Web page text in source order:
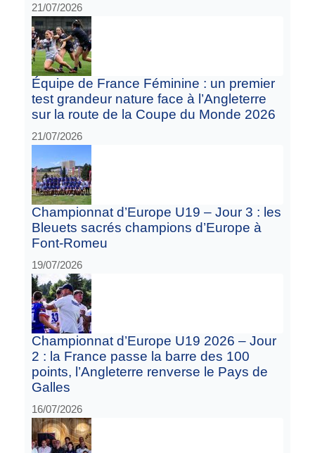
21/07/2026
Équipe de France Féminine : un premier
test grandeur nature face à l’Angleterre
sur la route de la Coupe du Monde 2026
21/07/2026
Championnat d’Europe U19 – Jour 3 : les
Bleuets sacrés champions d’Europe à
Font-Romeu
19/07/2026
Championnat d’Europe U19 2026 – Jour
2 : la France passe la barre des 100
points, l’Angleterre renverse le Pays de
Galles
16/07/2026